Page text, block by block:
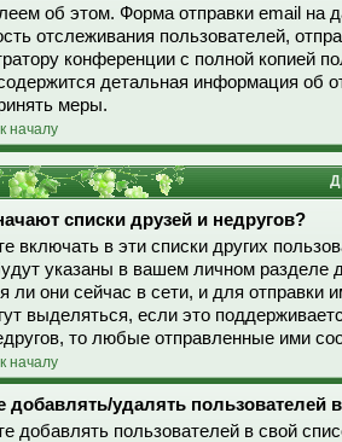
об этом. Форма отправки email на
отслеживания пользователей,
конференции с полной копией
детальная информация об
меры.
началу
списки друзей и недругов?
включать в эти списки других
указаны в вашем личном разделе
ли они сейчас в сети, и для
выделяться, если это
то любые отправленные ими
началу
добавлять/удалять пользователей
добавлять пользователей в свой